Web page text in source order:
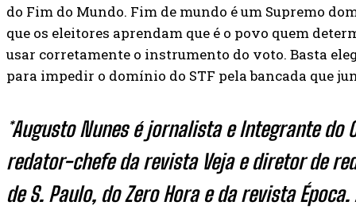
do Fim do Mundo. Fim de mundo é um Supremo
que os eleitores aprendam que é o povo quem
usar corretamente o instrumento do voto. Basta
para impedir o domínio do STF pela bancada que
*Augusto Nunes é jornalista e Integrante do
redator-chefe da revista Veja e diretor de
de S. Paulo, do Zero Hora e da revista